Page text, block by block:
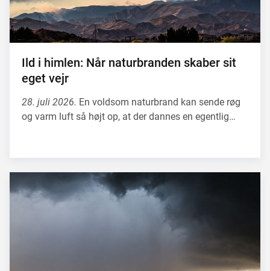
Ild i himlen: Når naturbranden skaber sit
eget vejr
28. juli 2026. En voldsom naturbrand kan sende røg
og varm luft så højt op, at der dannes en egentlig…